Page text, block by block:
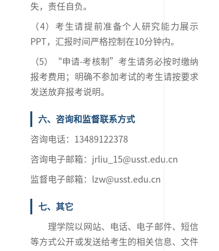
失，责任自负。
（4）考生请提前准备个人研究能力展示
PPT，汇报时间严格控制在10分钟内。
（5）“申请-考核制”考生请务必按时缴纳
报考费用；明确不参加考试的考生请按要求
发送放弃报考说明。
六、咨询和监督联系方式
咨询电话：13489122378
咨询电子邮箱：jrliu_15@usst.edu.cn
监督电子邮箱：lzw@usst.edu.cn
七、其它
理学院以网站、电话、电子邮件、短信
等方式公开或发送给考生的相关信息、文件